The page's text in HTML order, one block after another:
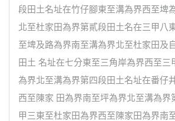
段田土名址在竹仔腳東至溝為界西至埤
北至杜家田為界第貳段田土名在三甲八
至埤及路為界南至溝為界北至杜家田及
田土 名址在七分東至三角岸為界西至三
為界北至溝為界第四段田土名址在番仔
西至陳家 田為界南至坪為界北至溝為界
甲三東至杜家田為界西至陳家田為界南